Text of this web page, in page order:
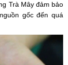
Trà Mây đảm bảo
gốc đến quá